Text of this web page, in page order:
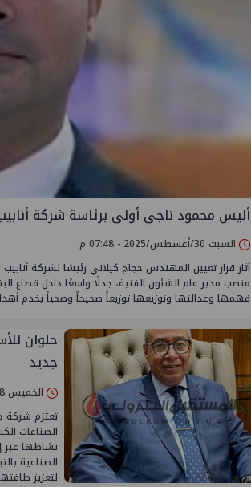
أليس محمود ناجي أولى برئاسة شركة
السبت 30/أغسطس/2025 - 07:48 م
أثار قرار تعيين المهندس حجاج كيلاني رئيسًا لشركة
منصب مدير عام الشئون الفنية، جدلًا واسعًا داخل قطاع
فهمها وعدالتها وتوزيعها توزيعاً صحيحاً وصحياً يخدم
حلوان
جديد
الخميس 28/أغسطس/2025 - 02:18 م
تعتزم شركة
الصناعات
نشاطها عبر
الصناعية
لتعزيز